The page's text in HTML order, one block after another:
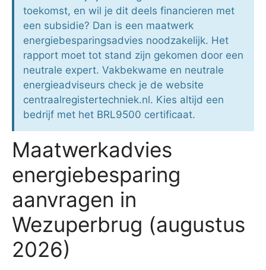
toekomst, en wil je dit deels financieren met
een subsidie? Dan is een maatwerk
energiebesparingsadvies noodzakelijk. Het
rapport moet tot stand zijn gekomen door een
neutrale expert. Vakbekwame en neutrale
energieadviseurs check je de website
centraalregistertechniek.nl. Kies altijd een
bedrijf met het BRL9500 certificaat.
Maatwerkadvies
energiebesparing
aanvragen in
Wezuperbrug (augustus
2026)